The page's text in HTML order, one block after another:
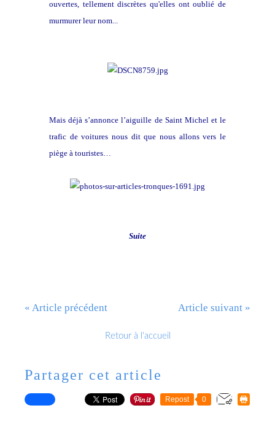
ouvertes, tellement discrètes qu'elles ont oublié de
murmurer leur nom...
Mais déjà s’annonce l’aiguille de Saint Michel et le
trafic de voitures nous dit que nous allons vers le
piège à touristes…
Suite
« Article précédent Article suivant »
Retour à l'accueil
Partager cet article
Repost 0